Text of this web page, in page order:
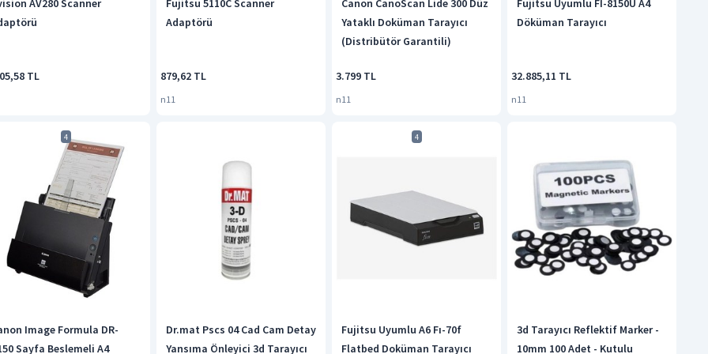
AV280 Scanner
TL
Fujitsu 5110C Scanner
Adaptörü
879,62 TL
n11
Canon CanoScan Lide 300 Düz
Yataklı Doküman Tarayıcı
(Distribütör Garantili)
3.799 TL
n11
Fujitsu Uyumlu FI-8150U A4
Döküman Tarayıcı
32.885,11 TL
n11
4
Image Formula DR-
Sayfa Beslemeli A4
Dr.mat Pscs 04 Cad Cam Detay
Yansıma Önleyici 3d Tarayıcı
4
Fujitsu Uyumlu A6 Fı-70f
Flatbed Doküman Tarayıcı
3d Tarayıcı Reflektif Marker -
10mm 100 Adet - Kutulu